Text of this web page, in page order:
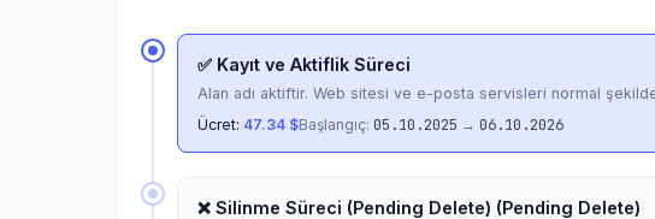
✅ Kayıt ve Aktiflik Süreci
Alan adı aktiftir. Web sitesi ve e-posta servisleri normal şekilde
Ücret: 47.34 $Başlangıç: 05.10.2025 → 06.10.2026
❌ Silinme Süreci (Pending Delete) (Pending Delete)